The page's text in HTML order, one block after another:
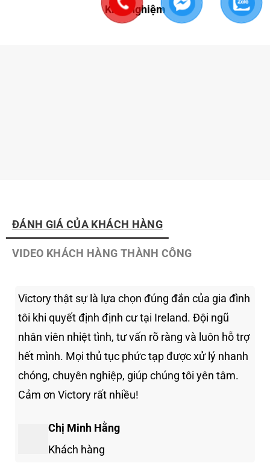
Kinh nghiệm
ĐÁNH GIÁ CỦA KHÁCH HÀNG
VIDEO KHÁCH HÀNG THÀNH CÔNG
Victory thật sự là lựa chọn đúng đắn của gia đình
tôi khi quyết định định cư tại Ireland. Đội ngũ
nhân viên nhiệt tình, tư vấn rõ ràng và luôn hỗ trợ
hết mình. Mọi thủ tục phức tạp được xử lý nhanh
chóng, chuyên nghiệp, giúp chúng tôi yên tâm.
Cảm ơn Victory rất nhiều!
Chị Minh Hằng
Khách hàng